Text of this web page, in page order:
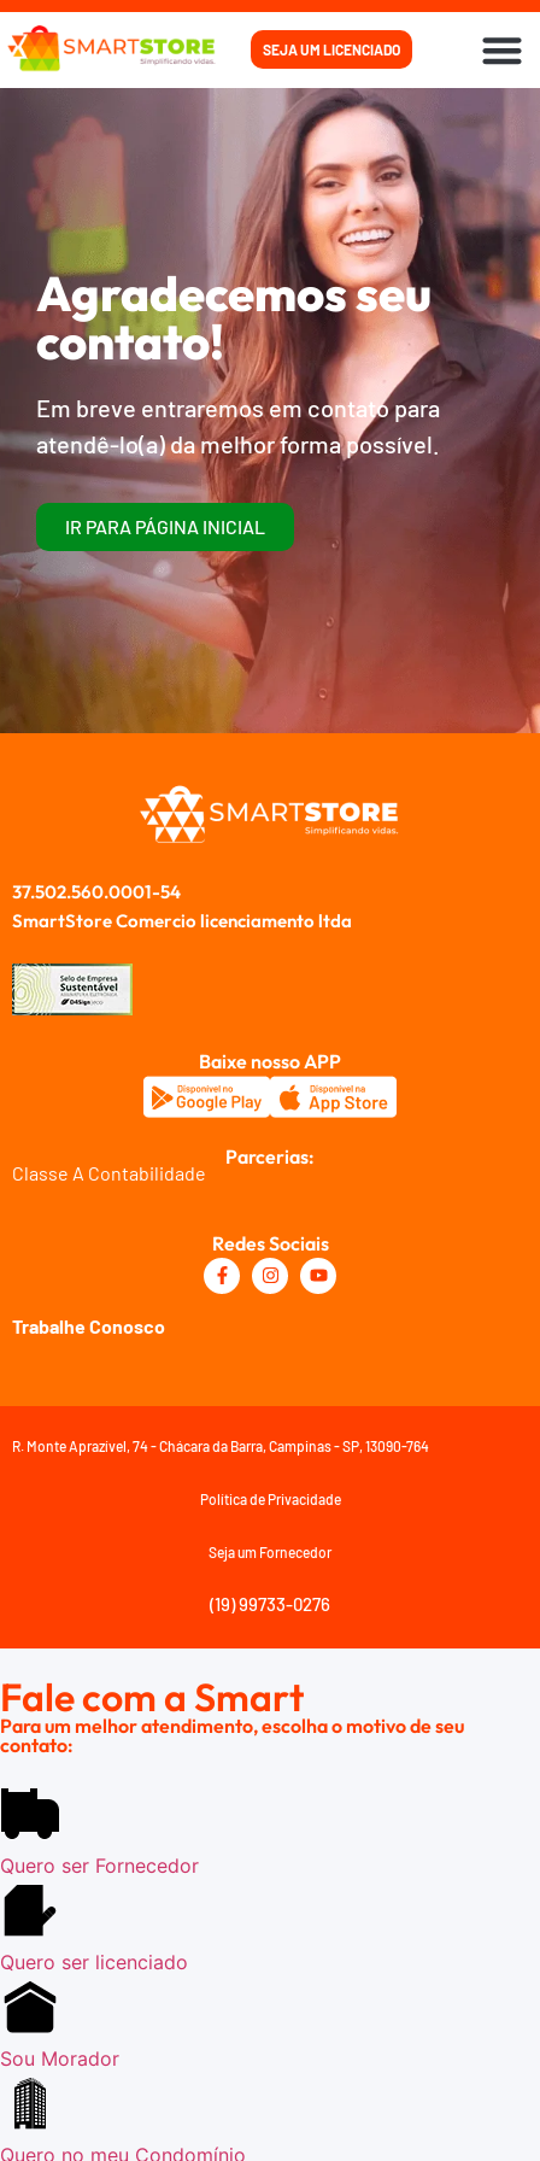
SEJA UM LICENCIADO
Agradecemos seu
contato!
Em breve entraremos em contato para
atendê-lo(a) da melhor forma possível.
IR PARA PÁGINA INICIAL
37.502.560.0001-54
SmartStore Comercio licenciamento ltda
Baixe nosso APP
Parcerias:
Classe A Contabilidade
Redes Sociais
Trabalhe Conosco
R. Monte Aprazível, 74 - Chácara da Barra, Campinas - SP, 13090-764
Política de Privacidade
Seja um Fornecedor
(19) 99733-0276
Fale com a Smart
Para um melhor atendimento, escolha o motivo de seu
contato:
Quero ser Fornecedor
Quero ser licenciado
Sou Morador
Quero no meu Condomínio